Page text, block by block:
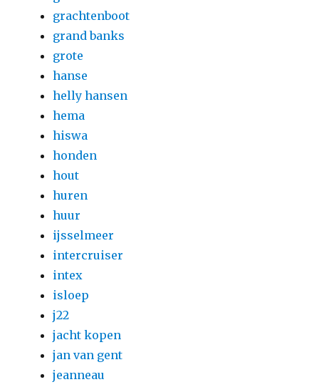
grachtenboot
grand banks
grote
hanse
helly hansen
hema
hiswa
honden
hout
huren
huur
ijsselmeer
intercruiser
intex
isloep
j22
jacht kopen
jan van gent
jeanneau